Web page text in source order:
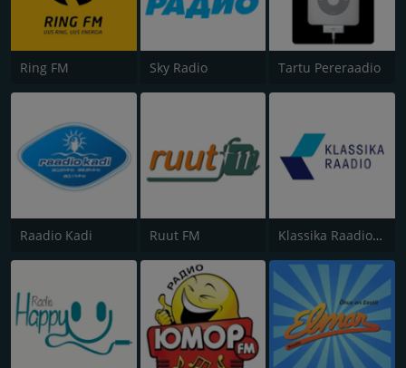
Ring FM Sky Radio Tartu Pereraadio
Raadio Kadi Ruut FM Klassika Raadio (ERR)